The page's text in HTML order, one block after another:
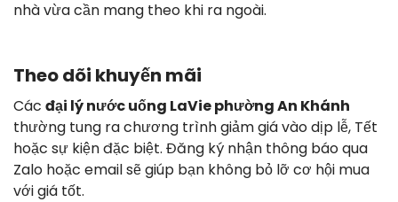
nhà vừa cần mang theo khi ra ngoài.
Theo dõi khuyến mãi
Các đại lý nước uống LaVie phường An Khánh
thường tung ra chương trình giảm giá vào dịp lễ, Tết
hoặc sự kiện đặc biệt. Đăng ký nhận thông báo qua
Zalo hoặc email sẽ giúp bạn không bỏ lỡ cơ hội mua
với giá tốt.